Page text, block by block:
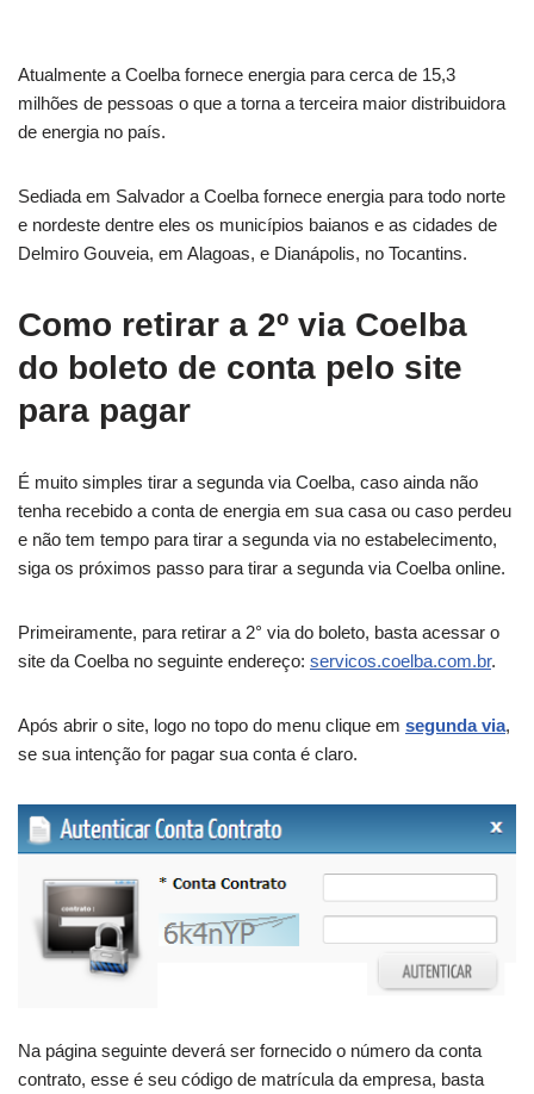
Atualmente a Coelba fornece energia para cerca de 15,3
milhões de pessoas o que a torna a terceira maior distribuidora
de energia no país.
Sediada em Salvador a Coelba fornece energia para todo norte
e nordeste dentre eles os municípios baianos e as cidades de
Delmiro Gouveia, em Alagoas, e Dianápolis, no Tocantins.
Como retirar a 2º via Coelba
do boleto de conta pelo site
para pagar
É muito simples tirar a segunda via Coelba, caso ainda não
tenha recebido a conta de energia em sua casa ou caso perdeu
e não tem tempo para tirar a segunda via no estabelecimento,
siga os próximos passo para tirar a segunda via Coelba online.
Primeiramente, para retirar a 2° via do boleto, basta acessar o
site da Coelba no seguinte endereço: servicos.coelba.com.br.
Após abrir o site, logo no topo do menu clique em segunda via,
se sua intenção for pagar sua conta é claro.
Na página seguinte deverá ser fornecido o número da conta
contrato, esse é seu código de matrícula da empresa, basta